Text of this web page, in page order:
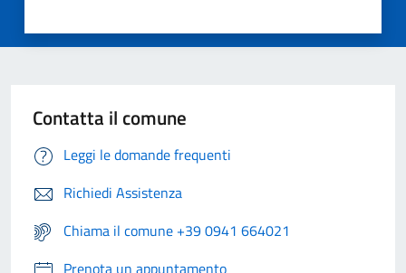
Contatta il comune
Leggi le domande frequenti
Richiedi Assistenza
Chiama il comune +39 0941 664021